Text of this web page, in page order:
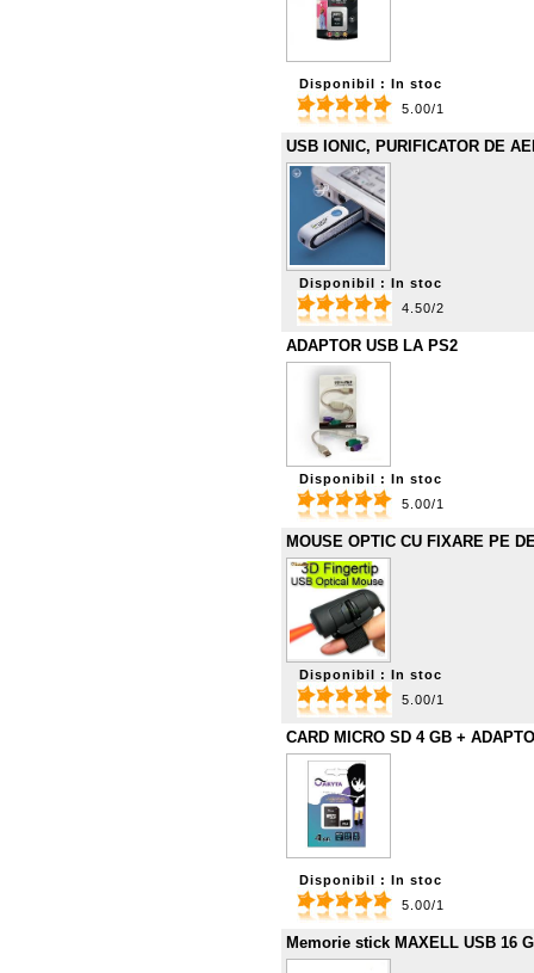
Disponibil : In stoc
5.00/1
USB IONIC, PURIFICATOR DE
Disponibil : In stoc
4.50/2
ADAPTOR USB LA PS2
Disponibil : In stoc
5.00/1
MOUSE OPTIC CU FIXARE PE
Disponibil : In stoc
5.00/1
CARD MICRO SD 4 GB +
Disponibil : In stoc
5.00/1
Memorie stick MAXELL USB 16